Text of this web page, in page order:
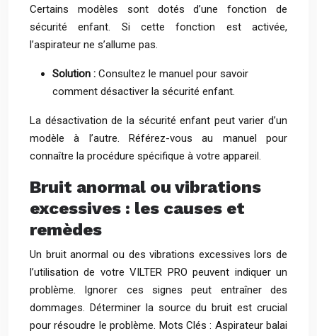
Certains modèles sont dotés d’une fonction de
sécurité enfant. Si cette fonction est activée,
l’aspirateur ne s’allume pas.
Solution : Consultez le manuel pour savoir
comment désactiver la sécurité enfant.
La désactivation de la sécurité enfant peut varier d’un
modèle à l’autre. Référez-vous au manuel pour
connaître la procédure spécifique à votre appareil.
Bruit anormal ou vibrations
excessives : les causes et
remèdes
Un bruit anormal ou des vibrations excessives lors de
l’utilisation de votre VILTER PRO peuvent indiquer un
problème. Ignorer ces signes peut entraîner des
dommages. Déterminer la source du bruit est crucial
pour résoudre le problème. Mots Clés : Aspirateur balai